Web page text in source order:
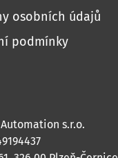
osobních údajů
podmínky
Automation s.r.o.